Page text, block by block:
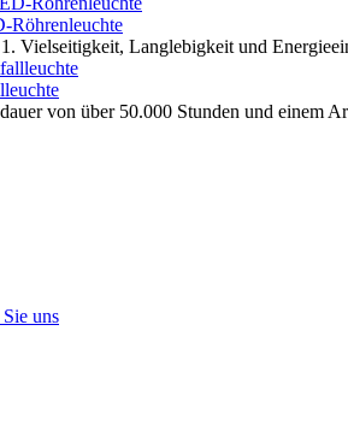
Röhrenleuchte
Vielseitigkeit, Langlebigkeit und
von über 50.000 Stunden und einem
uns